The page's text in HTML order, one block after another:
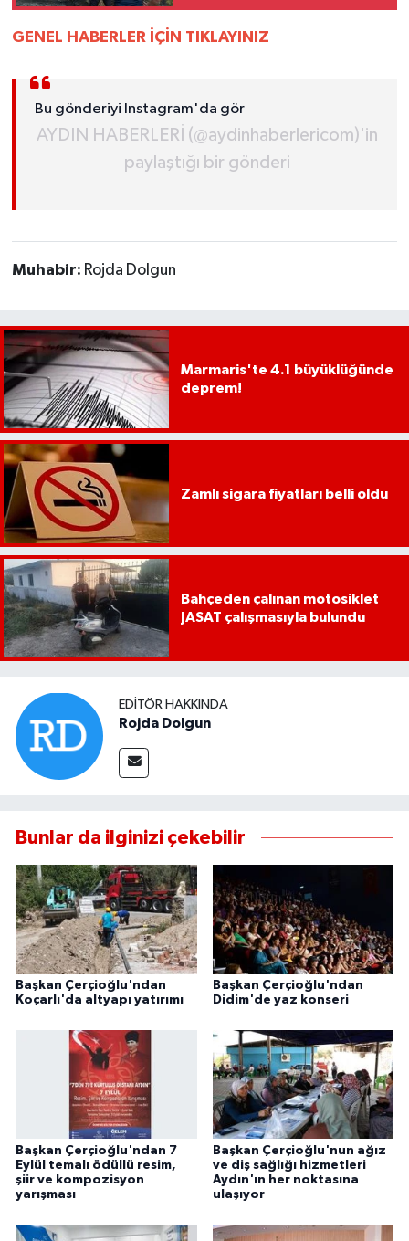
GENEL HABERLER İÇİN TIKLAYINIZ
Bu gönderiyi Instagram'da gör
AYDIN HABERLERİ (@aydinhaberlericom)'in
paylaştığı bir gönderi
Muhabir: Rojda Dolgun
Marmaris'te 4.1 büyüklüğünde
deprem!
Zamlı sigara fiyatları belli oldu
Bahçeden çalınan motosiklet
JASAT çalışmasıyla bulundu
EDITÖR HAKKINDA
Rojda Dolgun
Bunlar da ilginizi çekebilir
Başkan Çerçioğlu'ndan
Koçarlı'da altyapı yatırımı
Başkan Çerçioğlu'ndan
Didim'de yaz konseri
Başkan Çerçioğlu'ndan 7
Eylül temalı ödüllü resim,
şiir ve kompozisyon
yarışması
Başkan Çerçioğlu'nun ağız
ve diş sağlığı hizmetleri
Aydın'ın her noktasına
ulaşıyor